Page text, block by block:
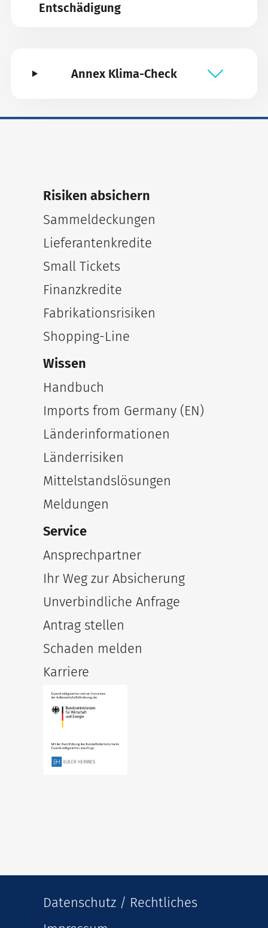
Entschädigung
Annex Klima-Check
Risiken absichern
Sammeldeckungen
Lieferantenkredite
Small Tickets
Finanzkredite
Fabrikationsrisiken
Shopping-Line
Wissen
Handbuch
Imports from Germany (EN)
Länderinformationen
Länderrisiken
Mittelstandslösungen
Meldungen
Service
Ansprechpartner
Ihr Weg zur Absicherung
Unverbindliche Anfrage
Antrag stellen
Schaden melden
Karriere
Datenschutz / Rechtliches